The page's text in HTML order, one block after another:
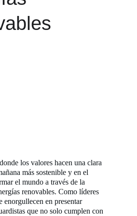
los valores hacen una clara
más sostenible y en el
el mundo a través de la
renovables. Como líderes
enorgullecen en presentar
que no solo cumplen con